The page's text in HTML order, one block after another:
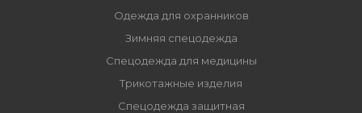
Одежда для охранников
Зимняя спецодежда
Спецодежда для медицины
Трикотажные изделия
Спецодежда защитная